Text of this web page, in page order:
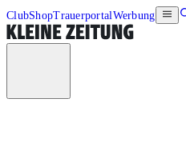
ClubShopTrauerportalWerbung